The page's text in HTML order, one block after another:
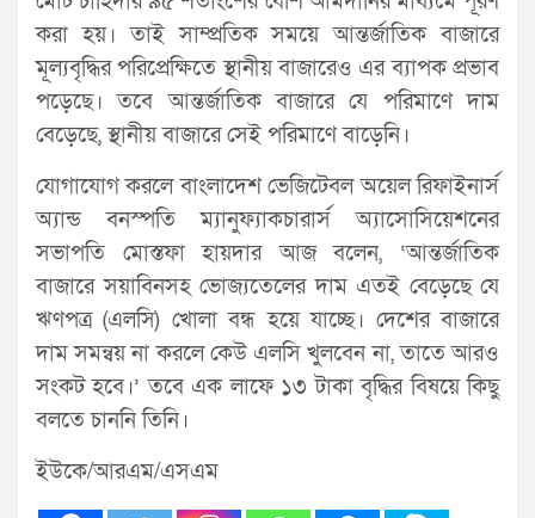
করা হয়। তাই সাম্প্রতিক সময়ে আন্তর্জাতিক বাজারে
মূল্যবৃদ্ধির পরিপ্রেক্ষিতে স্থানীয় বাজারেও এর ব্যাপক প্রভাব
পড়েছে। তবে আন্তর্জাতিক বাজারে যে পরিমাণে দাম
বেড়েছে, স্থানীয় বাজারে সেই পরিমাণে বাড়েনি।
যোগাযোগ করলে বাংলাদেশ ভেজিটেবল অয়েল রিফাইনার্স
অ্যান্ড বনস্পতি ম্যানুফ্যাকচারার্স অ্যাসোসিয়েশনের
সভাপতি মোস্তফা হায়দার আজ বলেন, ‘আন্তর্জাতিক
বাজারে সয়াবিনসহ ভোজ্যতেলের দাম এতই বেড়েছে যে
ঋণপত্র (এলসি) খোলা বন্ধ হয়ে যাচ্ছে। দেশের বাজারে
দাম সমন্বয় না করলে কেউ এলসি খুলবেন না, তাতে আরও
সংকট হবে।’ তবে এক লাফে ১৩ টাকা বৃদ্ধির বিষয়ে কিছু
বলতে চাননি তিনি।
ইউকে/আরএম/এসএম